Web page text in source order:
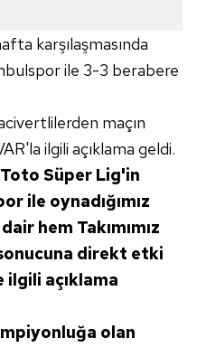
karşılaşmasında
ile 3-3 berabere
maçın
ilgili açıklama geldi.
Süper Lig'in
ile oynadığımız
hem Takımımız
direkt etki
açıklama
olan